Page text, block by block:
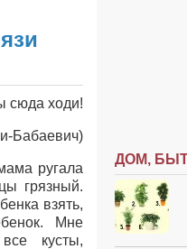
сюда ходи!
Бабаевич)
ругала
грязный.
взять,
Мне
кусты,
ДОМ,